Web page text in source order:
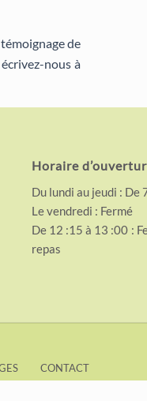
de
nous à
Horaire
Du lundi au jeudi : De
Le vendredi : Fermé
De 12 :15 à 13 :00 :
repas
CONTACT